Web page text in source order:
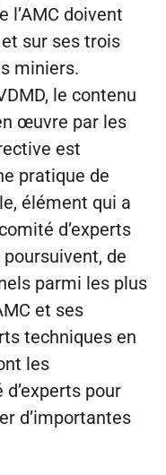
l’AMC doivent
sur ses trois
miniers.
le contenu
œuvre par les
est
pratique de
élément qui a
d’experts
de
parmi les plus
et ses
techniques en
les
pour
d’importantes